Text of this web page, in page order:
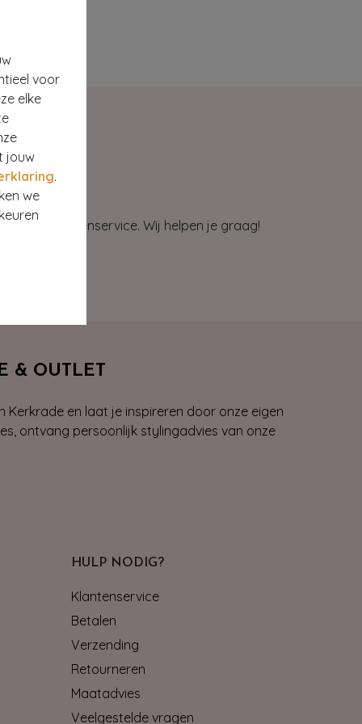
voor
elke
jouw
.
we
onze klantenservice. Wij helpen je graag!
& OUTLET
Kerkrade en laat je inspireren door onze eigen
ontvang persoonlijk stylingadvies van onze
HULP NODIG?
Klantenservice
Betalen
Verzending
Retourneren
Maatadvies
Veelgestelde vragen